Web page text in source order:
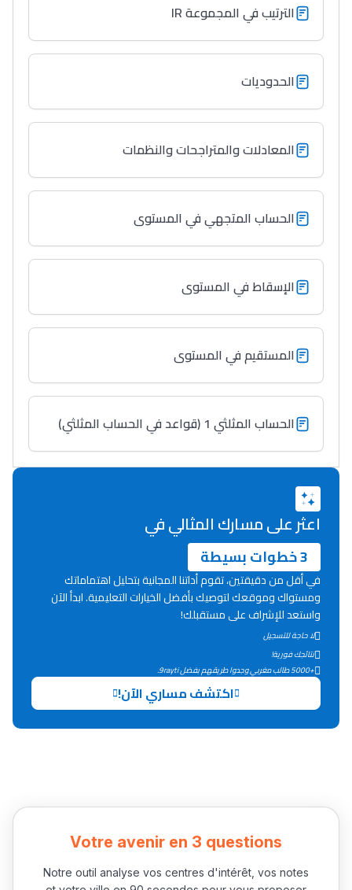
Lycée Maroc
Collège au Maroc
التعليم الثانوي الإعدادي
Post-Bac
+ de 78 Sujets
Interviews/Vidéos
دليل المهن
ما يزيد عن 149 مهنة
دليل التوجيه
التوجيه بالثانوي و الإعدادي
Ki Derti Liha
باش تقدر تساعد الناس
الترتيب في المجموعة IR
الحدوديات
المعادلات والمتراجحات والنظمات
الحساب المتجهي في المستوى
الإسقاط في المستوى
المستقيم في المستوى
الحساب المثلثي 1 (قواعد في الحساب المثلثي)
اعثر على مسارك المثالي في
3 خطوات بسيطة
في أقل من دقيقتين، تقوم أداتنا المجانية بتحليل اهتماماتك
ومستواك وموقعك لتوصيك بأفضل الخيارات التعليمية. ابدأ الآن
واستعد للإشراف على مستقبلك!
لا حاجة للتسجيل
نتائجك فورية!
+5000 طالب مغربي وجدوا طريقهم بفضل 9rayti.
اكتشف مساري الآن!
Votre avenir en 3 questions
Notre outil analyse vos centres d'intérêt, vos notes